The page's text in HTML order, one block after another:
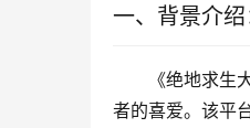
一、背景介绍
《绝地求
者的喜爱。该平